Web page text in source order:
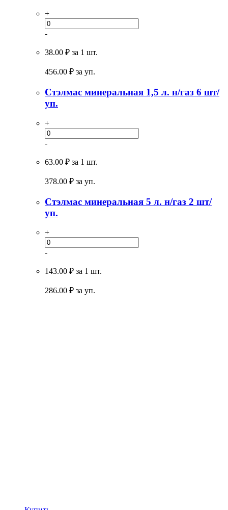
+
-
38.00 ₽ за 1 шт.
456.00 ₽ за уп.
Стэлмас минеральная 1,5 л. н/газ 6 шт/
уп.
+
-
63.00 ₽ за 1 шт.
378.00 ₽ за уп.
Стэлмас минеральная 5 л. н/газ 2 шт/
уп.
+
-
143.00 ₽ за 1 шт.
286.00 ₽ за уп.